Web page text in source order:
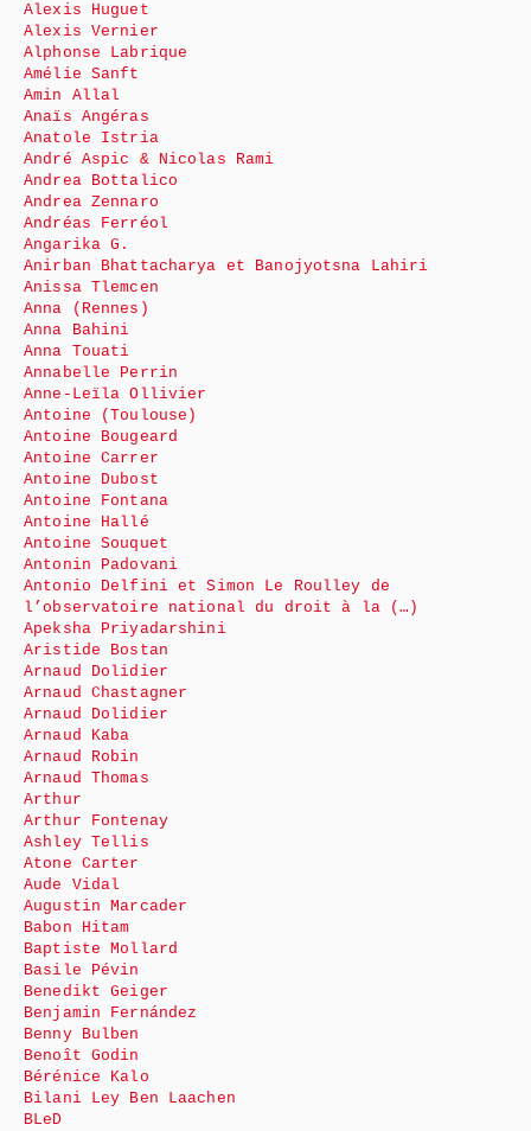
Alexis Huguet
Alexis Vernier
Alphonse Labrique
Amélie Sanft
Amin Allal
Anaïs Angéras
Anatole Istria
André Aspic & Nicolas Rami
Andrea Bottalico
Andrea Zennaro
Andréas Ferréol
Angarika G.
Anirban Bhattacharya et Banojyotsna Lahiri
Anissa Tlemcen
Anna (Rennes)
Anna Bahini
Anna Touati
Annabelle Perrin
Anne-Leïla Ollivier
Antoine (Toulouse)
Antoine Bougeard
Antoine Carrer
Antoine Dubost
Antoine Fontana
Antoine Hallé
Antoine Souquet
Antonin Padovani
Antonio Delfini et Simon Le Roulley de
l’observatoire national du droit à la (…)
Apeksha Priyadarshini
Aristide Bostan
Arnaud Dolidier
Arnaud Chastagner
Arnaud Dolidier
Arnaud Kaba
Arnaud Robin
Arnaud Thomas
Arthur
Arthur Fontenay
Ashley Tellis
Atone Carter
Aude Vidal
Augustin Marcader
Babon Hitam
Baptiste Mollard
Basile Pévin
Benedikt Geiger
Benjamin Fernández
Benny Bulben
Benoît Godin
Bérénice Kalo
Bilani Ley Ben Laachen
BLeD